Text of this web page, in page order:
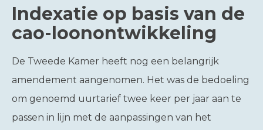
Indexatie op basis van de
cao-loonontwikkeling
De Tweede Kamer heeft nog een belangrijk
amendement aangenomen. Het was de bedoeling
om genoemd uurtarief twee keer per jaar aan te
passen in lijn met de aanpassingen van het